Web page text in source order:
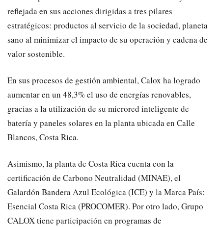
reflejada en sus acciones dirigidas a tres pilares
estratégicos: productos al servicio de la sociedad, planeta
sano al minimizar el impacto de su operación y cadena de
valor sostenible.
En sus procesos de gestión ambiental, Calox ha logrado
aumentar en un 48,3% el uso de energías renovables,
gracias a la utilización de su microred inteligente de
batería y paneles solares en la planta ubicada en Calle
Blancos, Costa Rica.
Asimismo, la planta de Costa Rica cuenta con la
certificación de Carbono Neutralidad (MINAE), el
Galardón Bandera Azul Ecológica (ICE) y la Marca País:
Esencial Costa Rica (PROCOMER). Por otro lado, Grupo
CALOX tiene participación en programas de